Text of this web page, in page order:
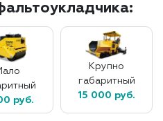
руб.
Крупно
габаритный
15 000 руб.